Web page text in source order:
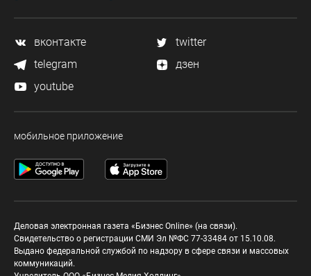
вконтакте
twitter
telegram
дзен
youtube
мобильное приложение
Деловая электронная газета «Бизнес Online» (на связи).
Свидетельство о регистрации СМИ Эл №ФС 77-33484 от 15.10.08.
Выдано федеральной службой по надзору в сфере связи и массовых
коммуникаций.